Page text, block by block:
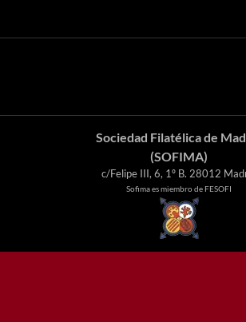
Sociedad Filatélica de
(SOFIMA)
c/Felipe III, 6, 1º B. 28012
Sofima es miembro de FESOFI